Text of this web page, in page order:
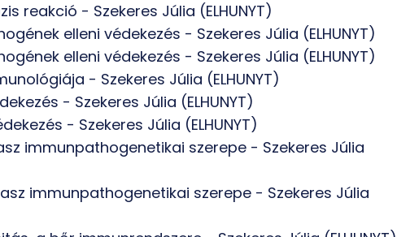
reakció - Szekeres Júlia (ELHUNYT)
elleni védekezés - Szekeres Júlia (ELHUNYT)
elleni védekezés - Szekeres Júlia (ELHUNYT)
- Szekeres Júlia (ELHUNYT)
- Szekeres Júlia (ELHUNYT)
- Szekeres Júlia (ELHUNYT)
immunpathogenetikai szerepe - Szekeres Júlia
immunpathogenetikai szerepe - Szekeres Júlia